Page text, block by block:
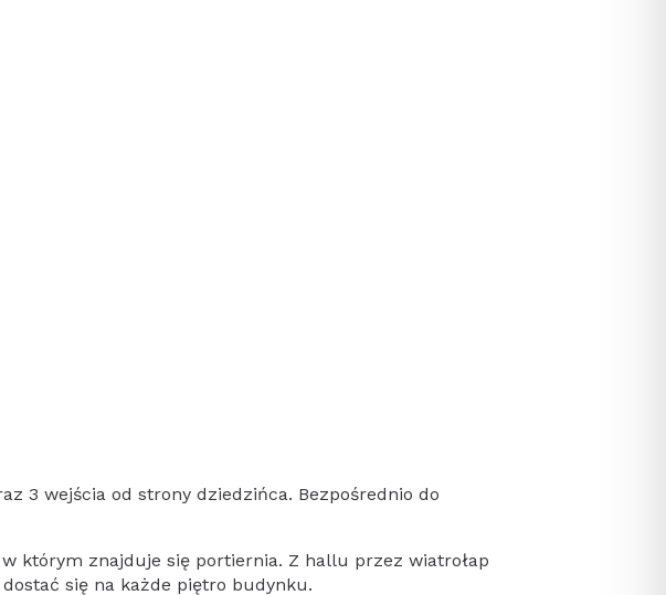
3 wejścia od strony dziedzińca. Bezpośrednio do
którym znajduje się portiernia. Z hallu przez wiatrołap
się na każde piętro budynku.